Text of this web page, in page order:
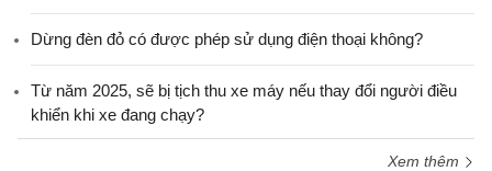
Dừng đèn đỏ có được phép sử dụng điện thoại không?
Từ năm 2025, sẽ bị tịch thu xe máy nếu thay đổi người điều
khiển khi xe đang chạy?
Xem thêm